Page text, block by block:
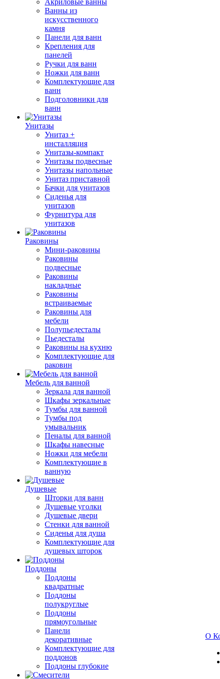
Акриловые ванны
Ванны из
искусственного
камня
Панели для ванн
Крепления для
панелей
Ручки для ванн
Ножки для ванн
Комплектующие для
ванн
Подголовники для
ванн
Унитазы
Унитаз +
инсталляция
Унитазы-компакт
Унитазы подвесные
Унитазы напольные
Унитаз приставной
Бачки для унитазов
Сиденья для
унитазов
Фурнитура для
унитазов
Раковины
Мини-раковины
Раковины
подвесные
Раковины
накладные
Раковины
встраиваемые
Раковины для
мебели
Полупьедесталы
Пьедесталы
Раковины на кухню
Комплектующие для
раковин
Мебель для ванной
Зеркала для ванной
Шкафы зеркальные
Тумбы для ванной
Тумбы под
умывальник
Пеналы для ванной
Шкафы навесные
Ножки для мебели
Комплектующие в
ванную
Душевые
Шторки для ванн
Душевые уголки
Душевые двери
Стенки для ванной
Сиденья для душа
Комплектующие для
душевых шторок
Поддоны
Поддоны
квадратные
Поддоны
полукруглые
Поддоны
прямоугольные
Панели
декоративные
Комплектующие для
поддонов
Поддоны глубокие
О